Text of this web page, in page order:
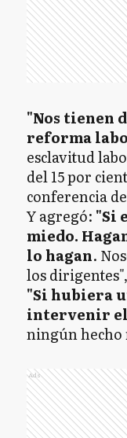
"Nos tienen
reforma
esclavitud
del 15 por
conferencia
Y agregó: "Si
miedo.
lo hagan.
los
"Si hubiera
intervenir
ningún hecho
Ads